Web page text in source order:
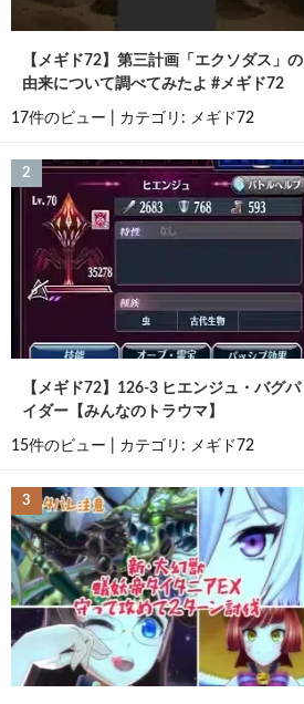
【メギド72】第三計画「エクソダス」の
由来について調べてみたよ #メギド72
17件のビュー カテゴリ: メギド72
【メギド72】126-3 ヒエンジュ・バグパ
イダー【みんなのトラウマ】
15件のビュー カテゴリ: メギド72